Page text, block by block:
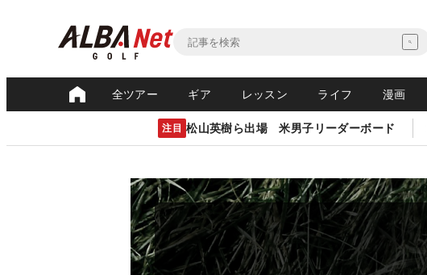
全ツアー ギア レッスン ライフ 漫画
注目 松山英樹ら出場 米男子リーダーボード